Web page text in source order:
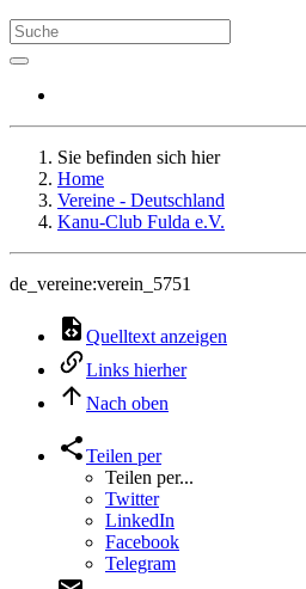
Sie befinden sich hier
Home
Vereine - Deutschland
Kanu-Club Fulda e.V.
de_vereine:verein_5751
Quelltext anzeigen
Links hierher
Nach oben
Teilen per
Teilen per...
Twitter
LinkedIn
Facebook
Telegram